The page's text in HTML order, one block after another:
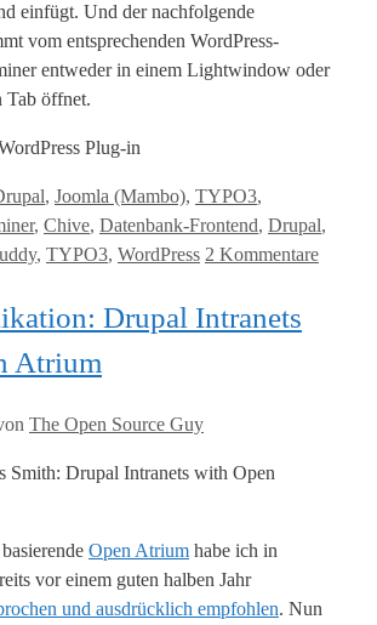
einfügt. Und der nachfolgende
vom entsprechenden WordPress-
entweder in einem Lightwindow oder
Tab öffnet.
, Joomla (Mambo), TYPO3,
, Chive, Datenbank-Frontend, Drupal,
, TYPO3, WordPress 2 Kommentare
Drupal Intranets
Atrium
The Open Source Guy
basierende Open Atrium habe ich in
vor einem guten halben Jahr
und ausdrücklich empfohlen. Nun